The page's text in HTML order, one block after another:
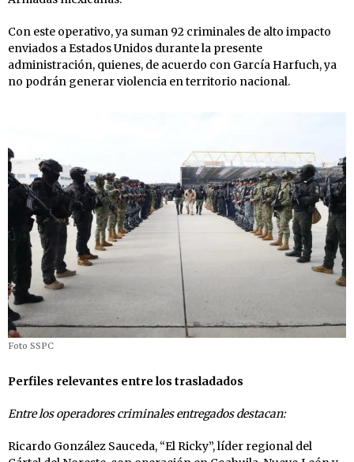
Con este operativo, ya suman 92 criminales de alto impacto
enviados a Estados Unidos durante la presente
administración, quienes, de acuerdo con García Harfuch, ya
no podrán generar violencia en territorio nacional.
Foto SSPC
Perfiles relevantes entre los trasladados
Entre los operadores criminales entregados destacan:
Ricardo González Sauceda, “El Ricky”, líder regional del